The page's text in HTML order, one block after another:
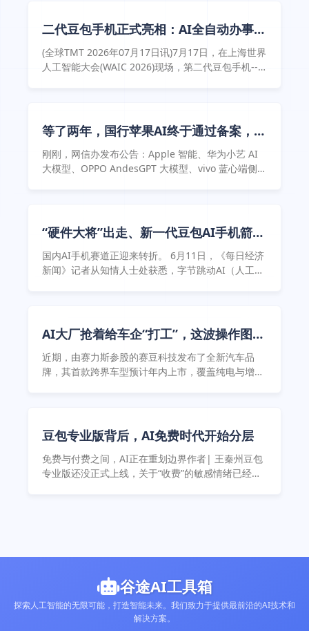
二代豆包手机正式亮相：AI全自动办事，
但能带动手机销量吗 ...
(全球TMT 2026年07月17日讯)7月17日，在上海世界
人工智能大会(WAIC 2026)现场，第二代豆包手机--
等了两年，国行苹果AI终于通过备案，接
入千问！
刚刚，网信办发布公告：Apple 智能、华为小艺 AI
大模型、OPPO AndesGPT 大模型、vivo 蓝心端侧大
“硬件大将”出走、新一代豆包AI手机箭在
弦上，微信A2A全面开放后 ...
国内AI手机赛道正迎来转折。 6月11日，《每日经济
新闻》记者从知情人士处获悉，字节跳动AI（人工智
针对此次人事变动，记者向豆包手机官方求证，截至
发稿前，对方未予置评。 手机作为用户日均接触频率
最高、使用时间最长的智能终端，正成为各厂商植入
AI能力、 ...
AI大厂抢着给车企“打工”，这波操作图
啥？
近期，由赛力斯参股的赛豆科技发布了全新汽车品
牌，其首款跨界车型预计年内上市，覆盖纯电与增程
豆包专业版背后，AI免费时代开始分层
免费与付费之间，AI正在重划边界作者| 王秦州豆包
专业版还没正式上线，关于“收费”的敏感情绪已经先
谷途AI工具箱
探索人工智能的无限可能，打造智能未来。我们致力于提供最前沿的AI技术和
解决方案。